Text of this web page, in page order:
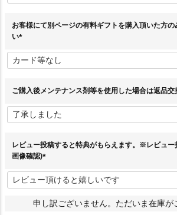
須
お客様にて別ページの有料ギフトを購入頂いた方
い
必
須
ご購入後メンテナンス剤等を使用した場合は返品交
レビュー投稿すると特典がもらえます。※レビュー
画像確認)
必
須
)
申し訳ございません。ただいま在庫が